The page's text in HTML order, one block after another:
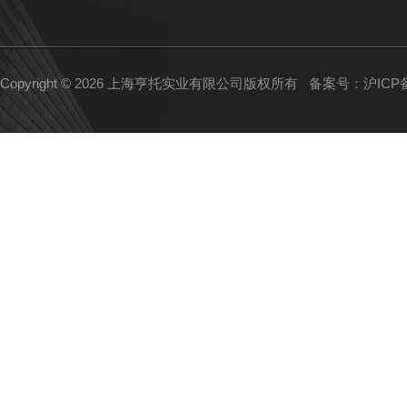
Copyright © 2026 上海亨托实业有限公司版权所有 备案号：沪ICP